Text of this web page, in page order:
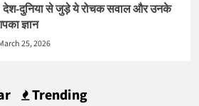
दुनिया से जुड़े ये रोचक सवाल और उनके
ज्ञान
25, 2026
Trending